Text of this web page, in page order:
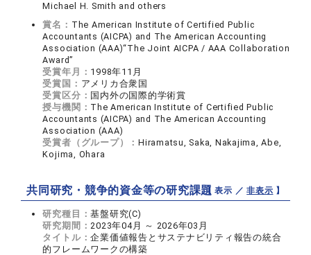
Michael H. Smith and others
賞名： The American Institute of Certified Public
Accountants (AICPA) and The American Accounting
Association (AAA)“The Joint AICPA / AAA Collaboration
Award”
受賞年月： 1998年11月
受賞国： アメリカ合衆国
受賞区分： 国内外の国際的学術賞
授与機関： The American Institute of Certified Public
Accountants (AICPA) and The American Accounting
Association (AAA)
受賞者（グループ）：Hiramatsu, Saka, Nakajima, Abe,
Kojima, Ohara
共同研究・競争的資金等の研究課題【 表示 ／非表示 】
研究種目：基盤研究(C)
研究期間： 2023年04月 ～ 2026年03月
タイトル：企業価値報告とサステナビリティ報告の統合
的フレームワークの構築